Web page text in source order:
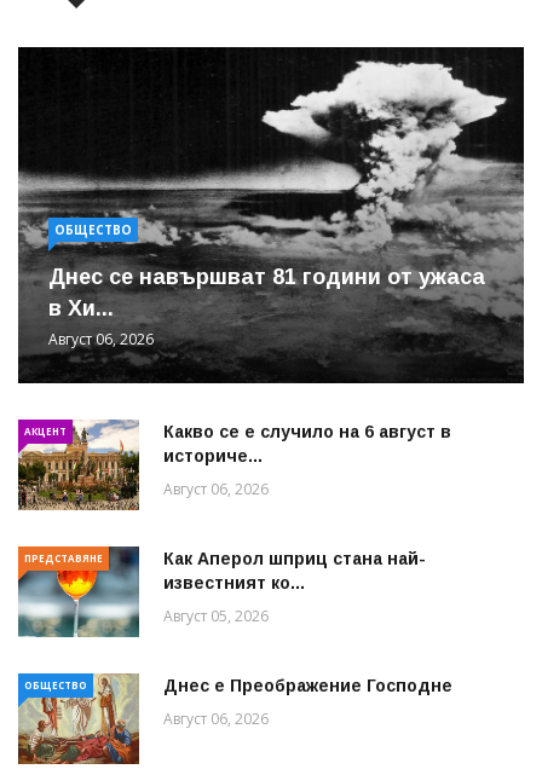
ОБЩЕСТВО
Днес се навършват 81 години от ужаса
в Хи...
Август 06, 2026
АКЦЕНТ
Какво се е случило на 6 август в
историче...
Август 06, 2026
ПРЕДСТАВЯНЕ
Как Аперол шприц стана най-
известният ко...
Август 05, 2026
ОБЩЕСТВО Днес е Преображение Господне
Август 06, 2026